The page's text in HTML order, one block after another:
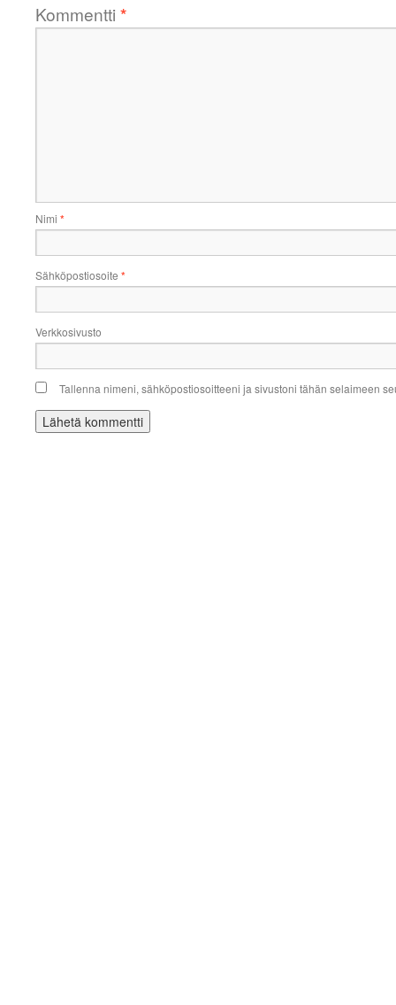
Kommentti *
Nimi *
Sähköpostiosoite *
Verkkosivusto
Tallenna nimeni, sähköpostiosoitteeni ja sivustoni tähän selaimeen